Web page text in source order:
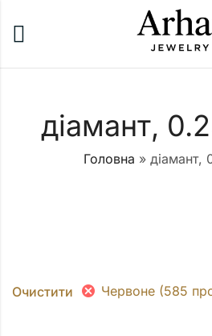
діамант,
Головна » діамант,
Очистити Червоне (585